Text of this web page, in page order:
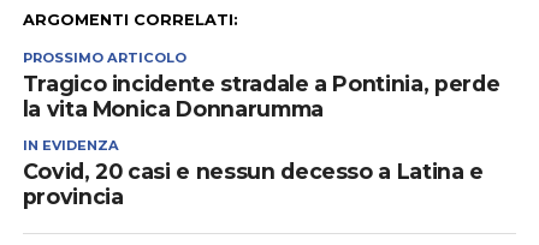
ARGOMENTI CORRELATI:
PROSSIMO ARTICOLO
Tragico incidente stradale a Pontinia, perde
la vita Monica Donnarumma
IN EVIDENZA
Covid, 20 casi e nessun decesso a Latina e
provincia